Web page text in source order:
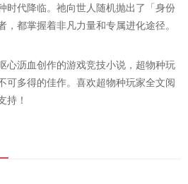
时代降临。祂向世人随机抛出了「身份
，都掌握着非凡力量和专属进化途径。
心沥血创作的游戏竞技小说，超物种玩
可多得的佳作。喜欢超物种玩家全文阅
持！